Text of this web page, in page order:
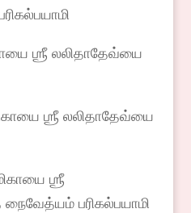
ஶ்ரீ லலிதாதேவ்யை
ஶ்ரீ லலிதாதேவ்யை
ஶ்ரீ
பரிகல்பயாமி